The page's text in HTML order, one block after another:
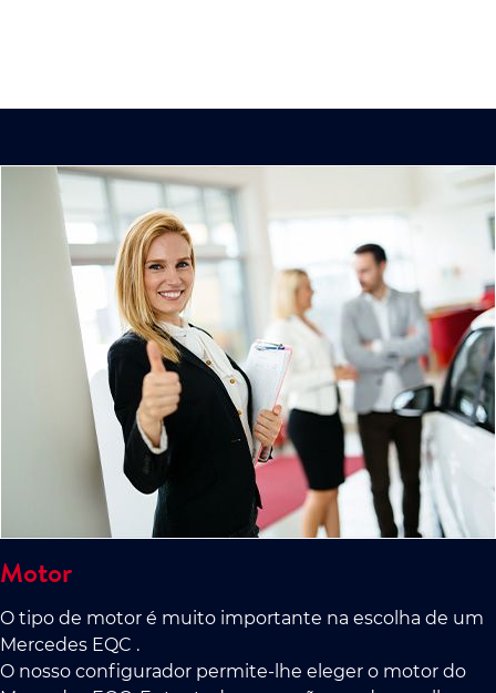
Motor
O tipo de motor é muito importante na escolha de um
Mercedes EQC .
O nosso configurador permite-lhe eleger o motor do